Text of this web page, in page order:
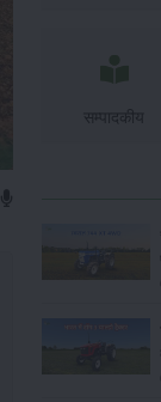
सम्पादकीय